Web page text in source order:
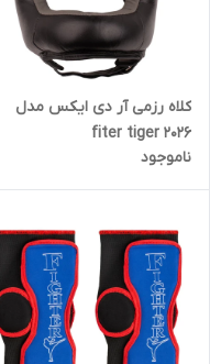
کلاه رزمی آر دی ایکس مدل
fiter tiger 2026
ناموجود